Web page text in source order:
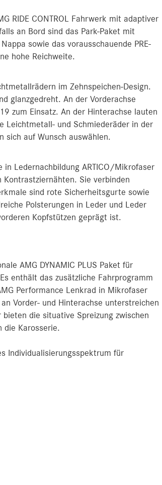
RIDE CONTROL Fahrwerk mit adaptiver
an Bord sind das Park-Paket mit
sowie das vorausschauende PRE-
hohe Reichweite.
im Zehnspeichen-Design.
glanzgedreht. An der Vorderachse
zum Einsatz. An der Hinterachse lauten
und Schmiederäder in der
sich auf Wunsch auswählen.
in Ledernachbildung ARTICO/Mikrofaser
Kontrastziernähten. Sie verbinden
sind rote Sicherheitsgurte sowie
Polsterungen in Leder und Leder
Kopfstützen geprägt ist.
AMG DYNAMIC PLUS Paket für
enthält das zusätzliche Fahrprogramm
Performance Lenkrad in Mikrofaser
Vorder- und Hinterachse unterstreichen
die situative Spreizung zwischen
die Karosserie.
Individualisierungsspektrum für